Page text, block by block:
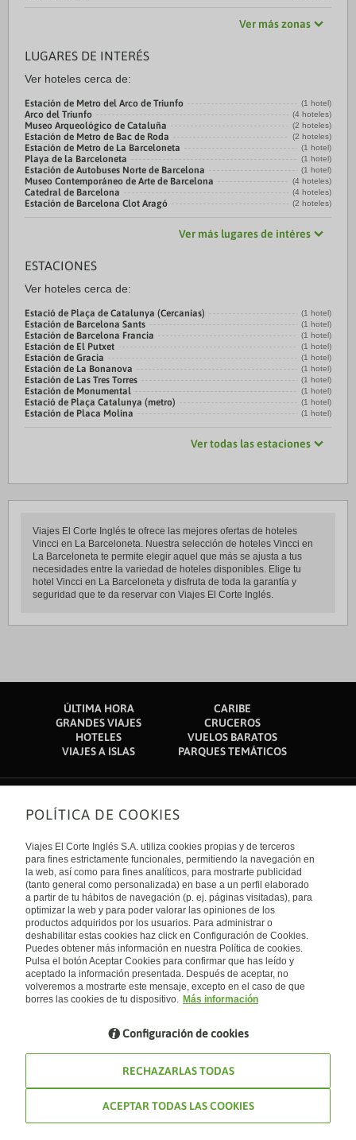
Ver más zonas
LUGARES DE INTERÉS
Ver hoteles cerca de:
Estación de Metro del Arco de Triunfo (1 hotel)
Arco del Triunfo (4 hoteles)
Museo Arqueológico de Cataluña (2 hoteles)
Estación de Metro de Bac de Roda (2 hoteles)
Estación de Metro de La Barceloneta (1 hotel)
Playa de la Barceloneta (1 hotel)
Estación de Autobuses Norte de Barcelona (1 hotel)
Museo Contemporáneo de Arte de Barcelona (4 hoteles)
Catedral de Barcelona (4 hoteles)
Estación de Barcelona Clot Aragó (2 hoteles)
Ver más lugares de intéres
ESTACIONES
Ver hoteles cerca de:
Estació de Plaça de Catalunya (Cercanias) (1 hotel)
Estación de Barcelona Sants (1 hotel)
Estación de Barcelona Francia (1 hotel)
Estación de El Putxet (1 hotel)
Estación de Gracia (1 hotel)
Estación de La Bonanova (1 hotel)
Estación de Las Tres Torres (1 hotel)
Estación de Monumental (1 hotel)
Estació de Plaça Catalunya (metro) (1 hotel)
Estación de Placa Molina (1 hotel)
Ver todas las estaciones
Viajes El Corte Inglés te ofrece las mejores ofertas de hoteles
Vincci en La Barceloneta. Nuestra selección de hoteles Vincci en
La Barceloneta te permite elegir aquel que más se ajusta a tus
necesidades entre la variedad de hoteles disponibles. Elige tu
hotel Vincci en La Barceloneta y disfruta de toda la garantía y
seguridad que te da reservar con Viajes El Corte Inglés.
ÚLTIMA HORA
CARIBE
GRANDES VIAJES
CRUCEROS
HOTELES
VUELOS BARATOS
VIAJES A ISLAS
PARQUES TEMÁTICOS
Sobre nosotros
Quiénes somos
Financiación
Sostenibilidad
Turismo accesible
Tarjeta El Corte Inglés
Trabaja con nosotros
El Corte Inglés
Canal Ético
Enlaces de interés
Guías de viaje
Catálogos
Auto check-in
Condiciones Generales
Política de privacidad
Política de cookies
Accesibilidad
Empresas/ Grupos
Internacional
España
Visita nuestro blog
Blog de Viajes el Corte inglés
POLÍTICA DE COOKIES
Viajes El Corte Inglés S.A. utiliza cookies propias y de terceros
para fines estrictamente funcionales, permitiendo la navegación en
la web, así como para fines analíticos, para mostrarte publicidad
(tanto general como personalizada) en base a un perfil elaborado
a partir de tu hábitos de navegación (p. ej. páginas visitadas), para
optimizar la web y para poder valorar las opiniones de los
productos adquiridos por los usuarios. Para administrar o
deshabilitar estas cookies haz click en Configuración de Cookies.
Puedes obtener más información en nuestra Política de cookies.
Pulsa el botón Aceptar Cookies para confirmar que has leído y
aceptado la información presentada. Después de aceptar, no
volveremos a mostrarte este mensaje, excepto en el caso de que
borres las cookies de tu dispositivo. Más información
Configuración de cookies
RECHAZARLAS TODAS
ACEPTAR TODAS LAS COOKIES